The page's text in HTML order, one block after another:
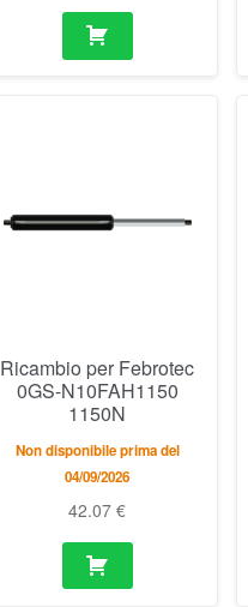
Ricambio per Febrotec
0GS-N10FAH1150
1150N
Non disponibile prima del
04/09/2026
42.07€